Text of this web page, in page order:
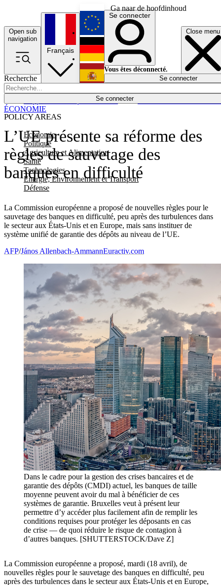
Ga naar de hoofdinhoud
Open sub
navigation
Close menu
Recherche
Se connecter
POLICY AREAS
Economie
Politique
Agriculture et Alimentation
Santé
Technologies
Energie, Environnement et Transport
Défense
Économie
Français
English
Deutsch
Español
Se connecter
Vous êtes déconnecté.
Se connecter
L’UE présente sa réforme des
règles de sauvetage des
banques en difficulté
La Commission européenne a proposé de nouvelles règles pour le
sauvetage des banques en difficulté, peu après des turbulences dans
le secteur aux États-Unis et en Europe, mais sans instituer de
système unifié de garantie des dépôts au niveau de l’UE.
ÉCONOMIE
AFP/János Allenbach-AmmannEuractiv.com
Dans le cadre pour la gestion des crises bancaires et de
garantie des dépôts (CMDI) actuel, les banques de taille
moyenne peuvent avoir du mal à bénéficier de ces
systèmes de garantie. Bruxelles veut à présent leur
permettre d’y accéder plus facilement afin de remplir les
conditions requises pour protéger les déposants en cas
de crise — de quoi réduire le risque de contagion à
d’autres banques. [SHUTTERSTOCK/Dave Z]
La Commission européenne a proposé, mardi (18 avril), de
nouvelles règles pour le sauvetage des banques en difficulté, peu
après des turbulences dans le secteur aux États-Unis et en Europe,